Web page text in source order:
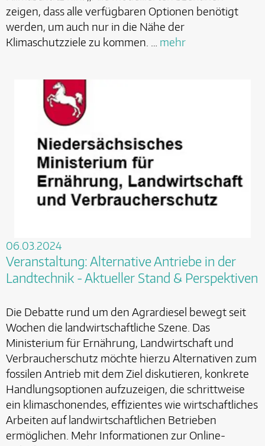
zeigen, dass alle verfügbaren Optionen benötigt
werden, um auch nur in die Nähe der
Klimaschutzziele zu kommen. … mehr
06.03.2024
Veranstaltung: Alternative Antriebe in der
Landtechnik - Aktueller Stand & Perspektiven
Die Debatte rund um den Agrardiesel bewegt seit
Wochen die landwirtschaftliche Szene. Das
Ministerium für Ernährung, Landwirtschaft und
Verbraucherschutz möchte hierzu Alternativen zum
fossilen Antrieb mit dem Ziel diskutieren, konkrete
Handlungsoptionen aufzuzeigen, die schrittweise
ein klimaschonendes, effizientes wie wirtschaftliches
Arbeiten auf landwirtschaftlichen Betrieben
ermöglichen. Mehr Informationen zur Online-